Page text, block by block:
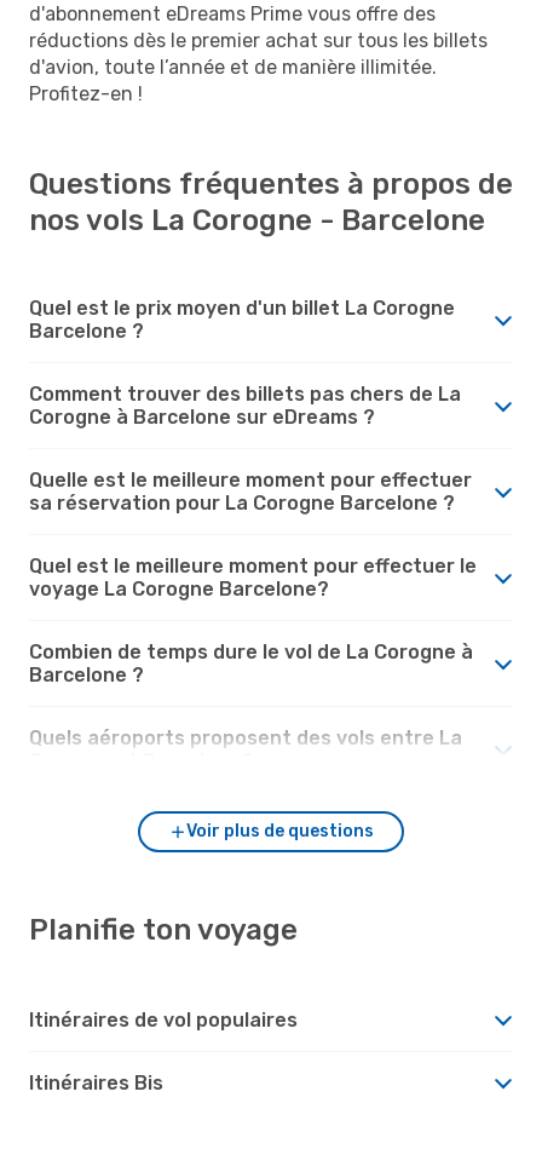
d'abonnement eDreams Prime vous offre des
réductions dès le premier achat sur tous les billets
d'avion, toute l’année et de manière illimitée.
Profitez-en !
Questions fréquentes à propos de
nos vols La Corogne - Barcelone
Quel est le prix moyen d'un billet La Corogne
Barcelone ?
Comment trouver des billets pas chers de La
Corogne à Barcelone sur eDreams ?
Quelle est le meilleure moment pour effectuer
sa réservation pour La Corogne Barcelone ?
Quel est le meilleure moment pour effectuer le
voyage La Corogne Barcelone?
Combien de temps dure le vol de La Corogne à
Barcelone ?
Quels aéroports proposent des vols entre La
Voir plus de questions
Planifie ton voyage
Itinéraires de vol populaires
Itinéraires Bis